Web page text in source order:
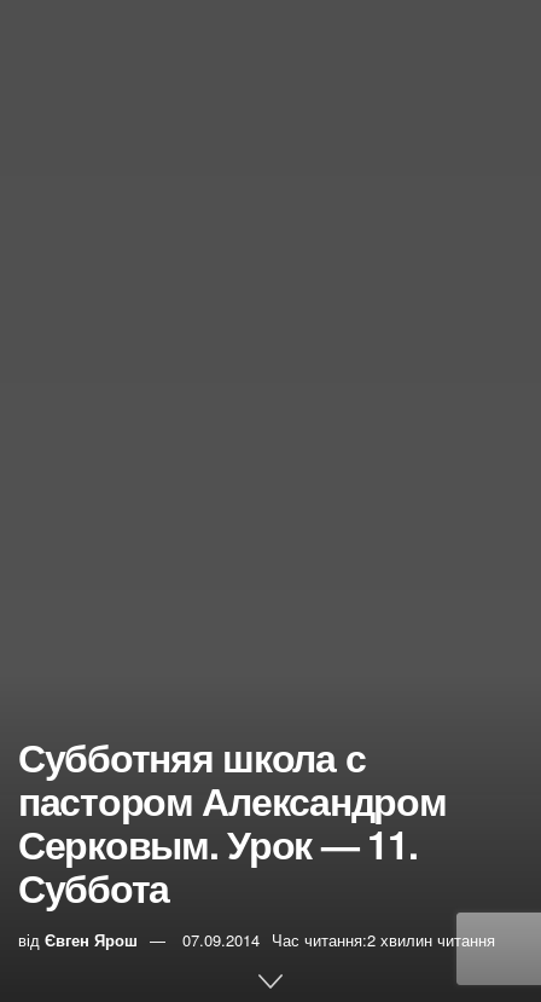
Субботняя школа с
пастором Александром
Серковым. Урок — 11.
Суббота
від Євген Ярош 07.09.2014 Час читання:2 хвилин читання